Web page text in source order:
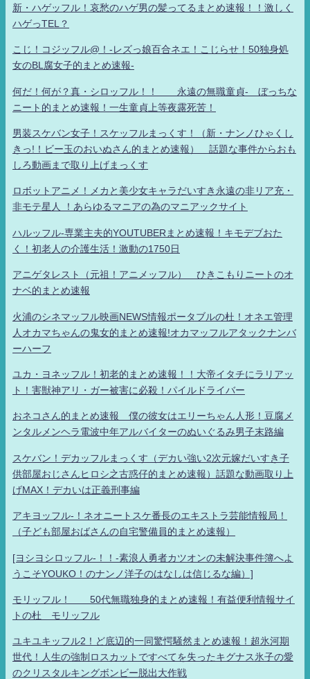
新・ハゲッフル！哀愁のハゲ男の髪ってるまとめ速報！！激しく
ハゲっTEL？
こじ！コジッフル@！-レズっ娘百合ネエ！こじらせ！50独身処
女のBL腐女子的まとめ速報-
何だ！何が？真・シロッフル！！ 永遠の無職童貞- ぼっちな
ニート的まとめ速報！一生童貞上等夜露死苦！
男装スケバン女子！スケッフルまっくす！（新・ナンノひゃくし
きっ!！ビー玉のおいぬさん的まとめ速報） 話題な事件からおも
しろ動画まで取り上げまっくす
ロボットアニメ！メカと美少女キャラだいすき永遠の非リア充・
非モテ星人 ！あらゆるマニアの為のマニアックサイト
ハルッフル-専業主夫的YOUTUBERまとめ速報！キモデブおた
く！初老人の介護生活！激動の1750日
アニゲタレスト（元祖！アニメッフル） ひきこもりニートのオ
ナベ的まとめ速報
火浦のシネマッフル映画NEWS情報ポータブルの杜！オネエ管理
人オカマちゃんの鬼女的まとめ速報!オカマッフルアタックナンバ
ーハーフ
ユカ・ヨネッフル！初老的まとめ速報！！大帝イタチにラリアッ
ト！害獣神アリ・ガー被害に必殺！パイルドライバー
おネコさん的まとめ速報 僕の彼女はエリーちゃん人形！豆腐メ
ンタルメンヘラ電波中年アルバイターのぬいぐるみ男子末路編
スケバン！デカッフルまっくす（デカい強い2次元嫁だいすき子
供部屋おじさんヒロシ之古惑仔的まとめ速報）話題な動画取り上
げMAX！デカいは正義刑事編
アキヨッフル-！ネオニートスケ番長のエキストラ芸能情報局！
（子ども部屋おばさんの自宅警備員的まとめ速報）
[ヨシヨシロッフル-！！-素浪人勇者カツオンの未解決事件簿へよ
うこそYOUKO！のナンノ洋子のはなしは信じるな編）]
モリッフル！ 50代無職独身的まとめ速報！有益便利情報サイ
トの杜 モリッフル
ユキユキッフル2！ど底辺的一同驚愕騒然まとめ速報！超氷河期
世代！人生の強制ロスカットですべてを失ったキグナス氷子の愛
のクリスタルキングボンビー脱出大作戦